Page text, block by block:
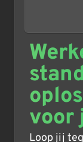
voor
Loop jij